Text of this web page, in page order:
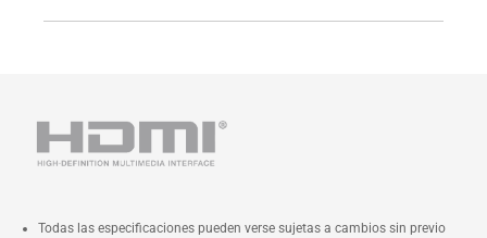
Todas las especificaciones pueden verse sujetas a cambios sin previo